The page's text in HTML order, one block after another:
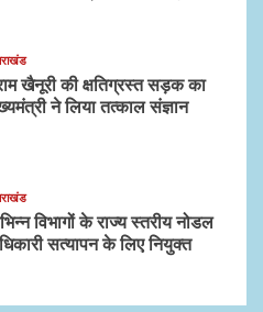
खैनूरी की क्षतिग्रस्त सड़क का
ने लिया तत्काल संज्ञान
विभागों के राज्य स्तरीय नोडल
सत्यापन के लिए नियुक्त